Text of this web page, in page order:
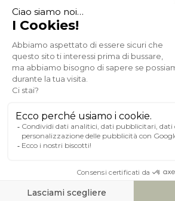
Pagamento sicuro
A PROPOSITO DI MILIBOO
AIUTO & CONTATTO